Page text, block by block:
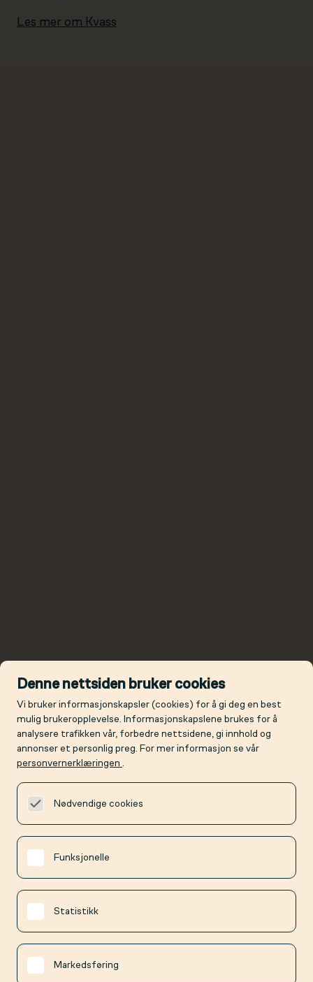
Les mer om Kvass
Denne nettsiden bruker cookies
Vi bruker informasjonskapsler (cookies) for å gi deg en best
mulig brukeropplevelse. Informasjonskapslene brukes for å
analysere trafikken vår, forbedre nettsidene, gi innhold og
annonser et personlig preg. For mer informasjon se vår
personvernerklæringen .
Nødvendige cookies
Funksjonelle
Statistikk
Markedsføring